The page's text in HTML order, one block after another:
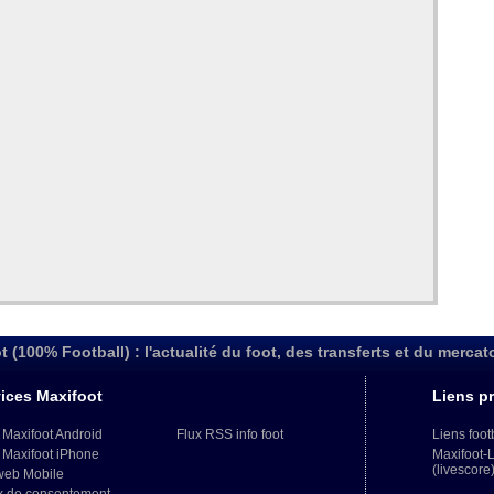
(100% Football) : l'actualité du foot, des transferts et du
Maxifoot
Android
iPhone
Mobile
Flux RSS info foot
Liens
Liens
Maxifoot-
(livescore)